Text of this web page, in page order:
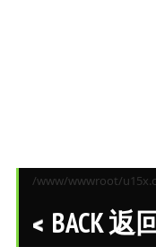
/www/wwwroot/
BACK 返